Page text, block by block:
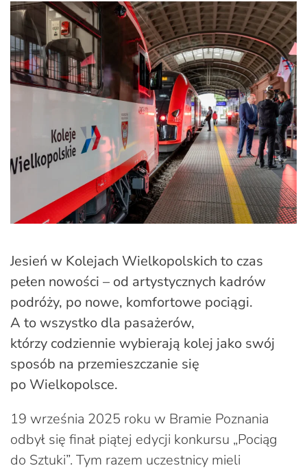
Jesień w Kolejach Wielkopolskich to czas
pełen nowości – od artystycznych kadrów
podróży, po nowe, komfortowe pociągi.
A to wszystko dla pasażerów,
którzy codziennie wybierają kolej jako swój
sposób na przemieszczanie się
po Wielkopolsce.
19 września 2025 roku w Bramie Poznania
odbył się finał piątej edycji konkursu „Pociąg
do Sztuki”. Tym razem uczestnicy mieli